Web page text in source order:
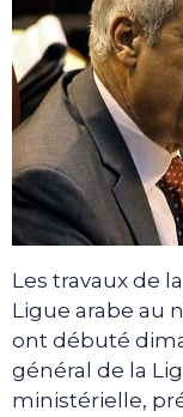
Les travaux de
Ligue arabe au
ont débuté
général de la
ministérielle,